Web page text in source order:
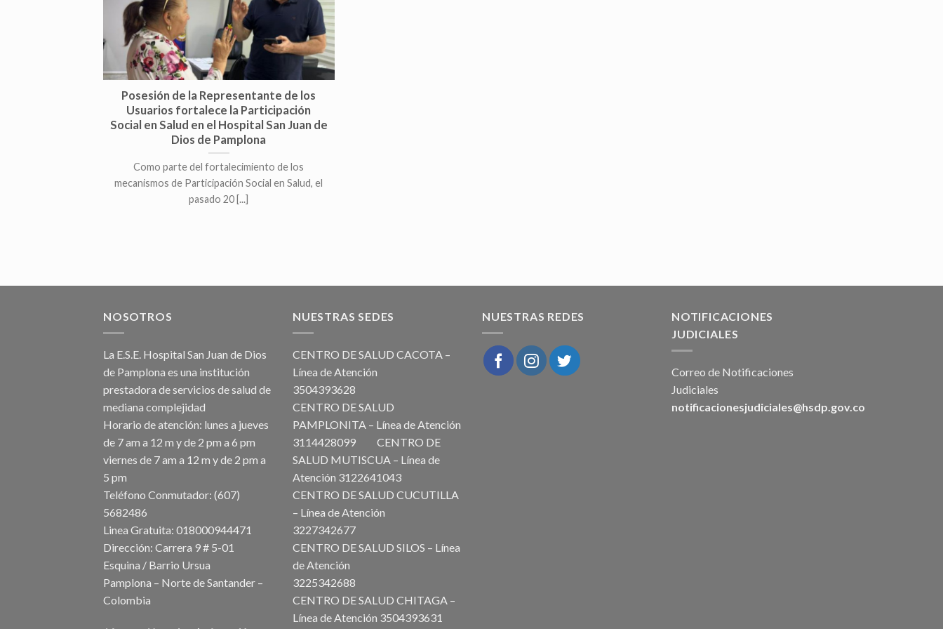
Posesión de la Representante de los
Usuarios fortalece la Participación
Social en Salud en el Hospital San Juan de
Dios de Pamplona
Como parte del fortalecimiento de los
mecanismos de Participación Social en Salud, el
pasado 20 [...]
NOSOTROS
La E.S.E. Hospital San Juan de Dios
de Pamplona es una institución
prestadora de servicios de salud de
mediana complejidad
Horario de atención: lunes a jueves
de 7 am a 12 m y de 2 pm a 6 pm
viernes de 7 am a 12 m y de 2 pm a
5 pm
Teléfono Conmutador: (607)
5682486
Linea Gratuita: 018000944471
Dirección: Carrera 9 # 5-01
Esquina / Barrio Ursua
Pamplona – Norte de Santander –
Colombia
NUESTRAS SEDES
CENTRO DE SALUD CACOTA –
Línea de Atención
3504393628
CENTRO DE SALUD
PAMPLONITA – Línea de Atención
3114428099 CENTRO DE
SALUD MUTISCUA – Línea de
Atención 3122641043
CENTRO DE SALUD CUCUTILLA
– Línea de Atención
3227342677
CENTRO DE SALUD SILOS – Línea
de Atención
3225342688
CENTRO DE SALUD CHITAGA –
Línea de Atención 3504393631
NUESTRAS REDES
NOTIFICACIONES
JUDICIALES
Correo de Notificaciones
Judiciales
notificacionesjudiciales@hsdp.gov.co